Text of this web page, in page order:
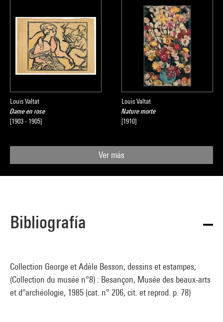
Louis Valtat
Dame en rose
[1903 - 1905]
Louis Valtat
Nature morte
[1910]
Ver más
Bibliografía
Collection George et Adèle Besson, dessins et estampes;
(Collection du musée n°8) : Besançon, Musée des beaux-arts
et d''archéologie, 1985 (cat. n° 206, cit. et reprod. p. 78)